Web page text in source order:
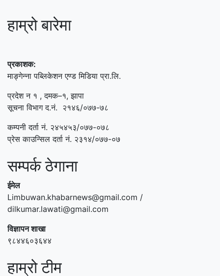
हाम्रो बारेमा
प्रकाशक:
माङ्गेन्ना पब्लिकेशन एण्ड मिडिया प्रा.लि.
प्रदेश न १ , दमक–१, झापा
सूचना विभाग द.नं. २१४६/०७७-७८
कम्पनी दर्ता नं. २४५४५३/०७७-०७८
प्रेस काउन्सिल दर्ता नं. २३१४/०७७-०७
सम्पर्क ठेगाना
ईमेल
Limbuwan.khabarnews@gmail.com /
dilkumar.lawati@gmail.com
विज्ञापन शाखा
९८४४६०३६४४
हाम्रो टीम